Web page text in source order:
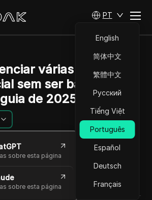
PT
English
简体中文
繁體中文
Русский
Tiếng Việt
Português
Español
Deutsch
Français
várias contas de
sem ser banido: um
guia de 2025
sobre esta página
sobre esta página
6 min de leitura